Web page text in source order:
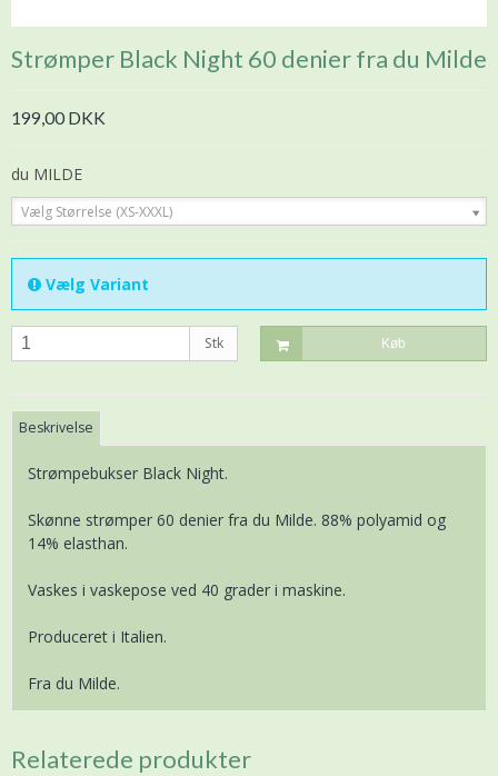
Strømper Black Night 60 denier fra du Milde
199,00 DKK
du MILDE
Vælg Størrelse (XS-XXXL)
Vælg Variant
Stk Køb
Beskrivelse
Strømpebukser Black Night.
Skønne strømper 60 denier fra du Milde. 88% polyamid og
14% elasthan.
Vaskes i vaskepose ved 40 grader i maskine.
Produceret i Italien.
Fra du Milde.
Relaterede produkter